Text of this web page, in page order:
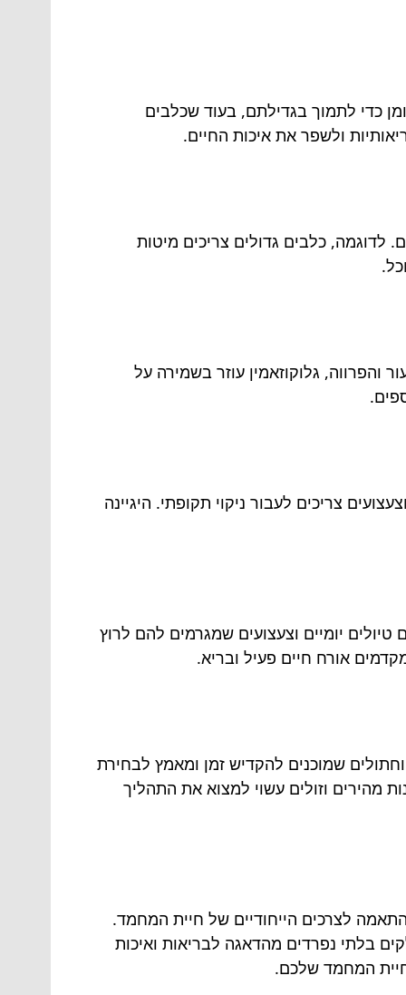
כדי לתמוך בגדילתם, בעוד שכלבים
ולשפר את איכות החיים.
לדוגמה, כלבים גדולים צריכים מיטות
בריאות חיית המחמד. תוספי אומגה 3 תורמים לבריאות העור והפרווה, גלוקוזאמין עוזר בשמירה על
צריכים לעבור ניקוי תקופתי. היגיינה
יומיים וצעצועים שמגרמים להם לרוץ
אורח חיים פעיל ובריא.
שמוכנים להקדיש זמן ומאמץ לבחירת
מהירים וזולים עשוי למצוא את התהליך
לצרכים הייחודיים של חיית המחמד.
בלתי נפרדים מהדאגה לבריאות ואיכות
המחמד שלכם.